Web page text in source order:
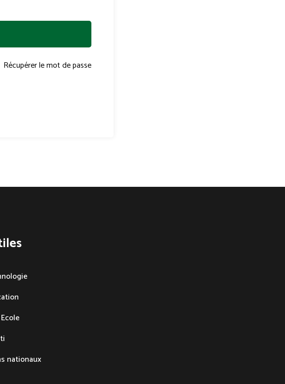
Récupérer le mot de passe
nationaux